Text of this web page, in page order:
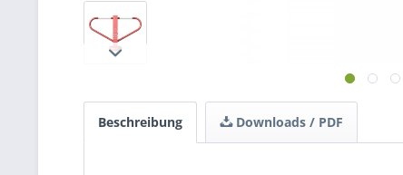
Beschreibung Downloads / PDF